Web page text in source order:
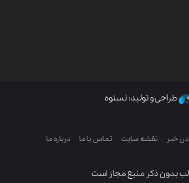
بدون ذکر منبع مجاز است
طراحی و تولید: نستوه
خبر نقشه سایت تماس با ما درباره ما